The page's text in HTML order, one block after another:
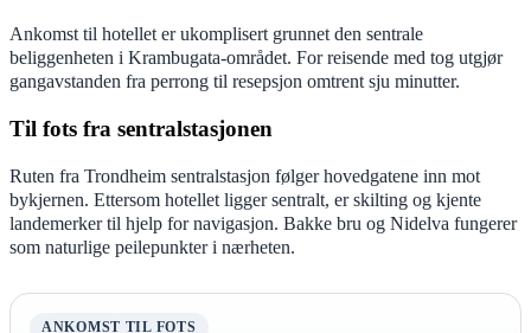
Ankomst til hotellet er ukomplisert grunnet den sentrale
beliggenheten i Krambugata-området. For reisende med tog utgjør
gangavstanden fra perrong til resepsjon omtrent sju minutter.
Til fots fra sentralstasjonen
Ruten fra Trondheim sentralstasjon følger hovedgatene inn mot
bykjernen. Ettersom hotellet ligger sentralt, er skilting og kjente
landemerker til hjelp for navigasjon. Bakke bru og Nidelva fungerer
som naturlige peilepunkter i nærheten.
ANKOMST TIL FOTS